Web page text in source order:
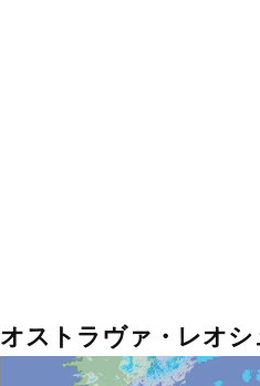
オストラヴァ・レオ